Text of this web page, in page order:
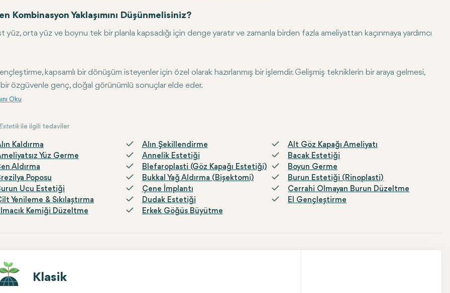
Kombinasyon Yaklaşımını Düşünmelisiniz?
yüz, orta yüz ve boynu tek bir planla kapsadığı için denge yaratır ve zamanla birden fazla ameliyattan kaçınmaya yardımcı
kapsamlı bir dönüşüm isteyenler için özel olarak hazırlanmış bir işlemdir. Gelişmiş tekniklerin bir araya gelmesi,
özgüvenle genç, doğal görünümlü sonuçlar elde eder.
ile ilgili tedaviler
Kaldırma Alın Şekillendirme
Alt Göz Kapağı Ameliyatı
Yüz Germe
Annelik Estetiği
Bacak Estetiği
Aldırma
Blefaroplasti (Göz Kapağı Estetiği)
Boyun Germe
Poposu
Bukkal Yağ Aldırma (Bişektomi)
Burun Estetiği (Rinoplasti)
Ucu Estetiği
Çene İmplantı
Cerrahi Olmayan Burun Düzeltme
Yenileme & Sıkılaştırma
Dudak Estetiği
El Gençleştirme
Kemiği Düzeltme
Erkek Göğüs Büyütme
Klasik